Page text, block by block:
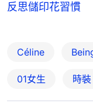
反思儲印花習慣
Céline
01女生 時